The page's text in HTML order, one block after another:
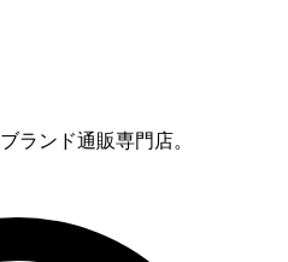
ブランド通販専門店。